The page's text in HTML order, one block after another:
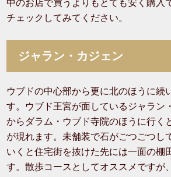
中のお店で買うよりもとても安く購入
チェックしてみてください。
ジャラン・カジェン
ウブドの中心部から更に北のほうに続
す。ウブド王宮が面しているジャラン
からダラム・ウブド寺院のほうに行く
が現れます。未舗装で石がごつごつし
いくと住宅街を抜けた先には一面の棚
す。散歩コースとしてオススメですが